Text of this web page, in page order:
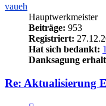
vaueh
Hauptwerkmeister
Beiträge: 953
Registriert:
Hat sich bedankt:
Danksagung
Re: Aktualisierung